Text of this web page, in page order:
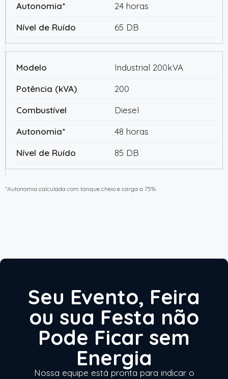
24 horas
65 DB
Industrial 200kVA
200
Diesel
48 horas
85 DB
*Autonomia calculada com tanque cheio e carga a 75%
Seu Evento, Feira
ou sua Festa não
Pode Ficar sem
Energia
Nossa equipe está pronta para indicar o